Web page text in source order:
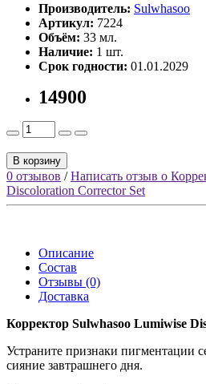
Производитель: Sulwhasoo
Артикул: 7224
Объём: 33 мл.
Наличие: 1 шт.
Срок годности: 01.01.2029
14900
В корзину
0 отзывов /Написать отзыв о
Discoloration Corrector Set
Описание
Состав
Отзывы (0)
Доставка
Корректор Sulwhasoo Lumiwise
Устраните признаки пигментации
сияние завтрашнего дня.